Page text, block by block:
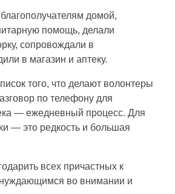
домой,
помощь, делали
сопровождали в
в магазин и аптеку.
того, что делают волонтеры
по телефону для
— ежедневный процесс. Для
— это редкость и большая
всех причастных к
во внимании и